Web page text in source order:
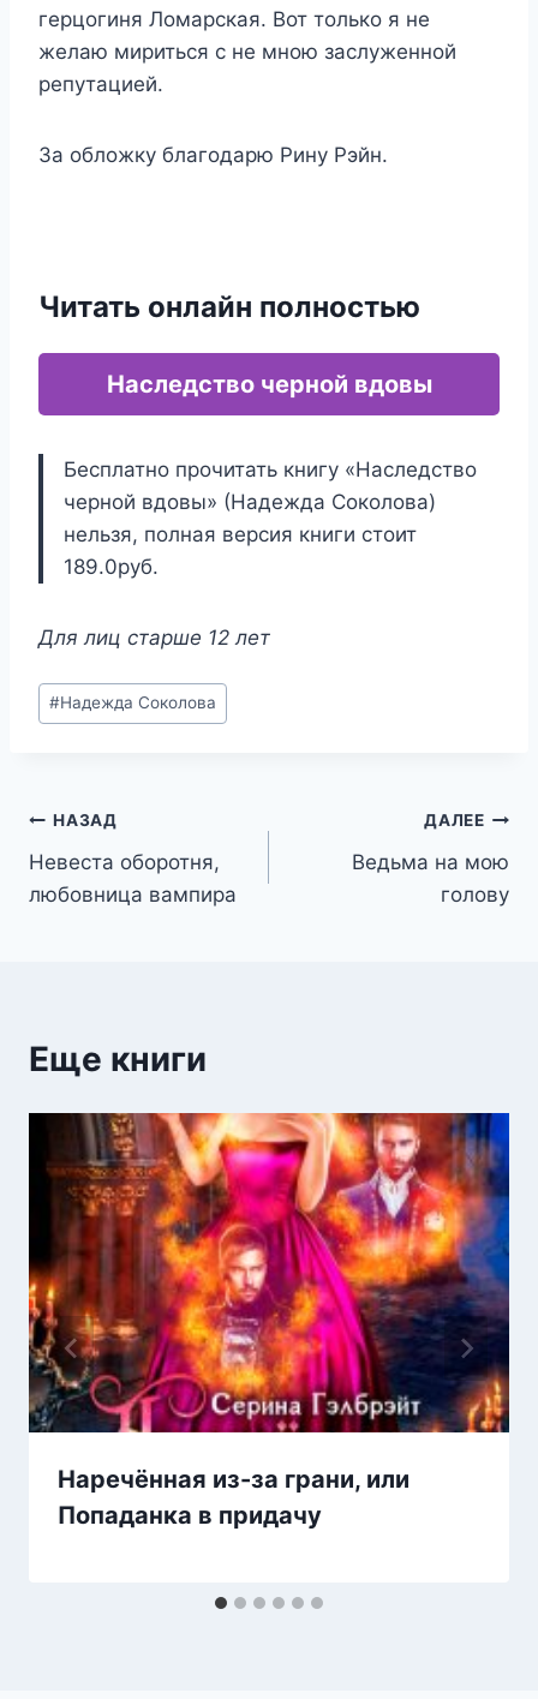
герцогиня Ломарская. Вот только я не
желаю мириться с не мною заслуженной
репутацией.
За обложку благодарю Рину Рэйн.
Читать онлайн полностью
Наследство черной вдовы
Бесплатно прочитать книгу «Наследство
черной вдовы» (Надежда Соколова)
нельзя, полная версия книги стоит
189.0руб.
Для лиц старше 12 лет
Метки
записи:
#Надежда Соколова
Навигация
по
НАЗАД
Невеста оборотня,
любовница вампира
ДАЛЕЕ
Ведьма на мою
голову
Еще книги
Наречённая из-за грани, или
Попаданка в придачу